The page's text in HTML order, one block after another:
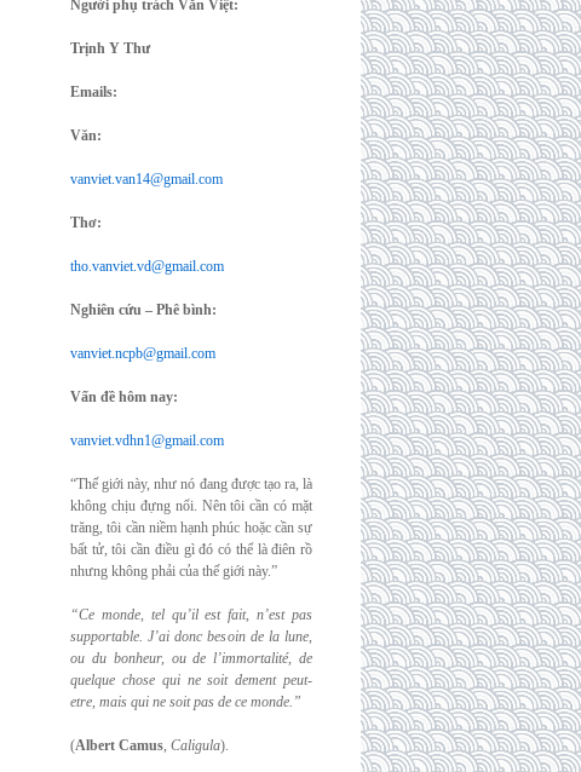
Người phụ trách Văn Việt:
Trịnh Y Thư
Emails:
Văn:
vanviet.van14@gmail.com
Thơ:
tho.vanviet.vd@gmail.com
Nghiên cứu – Phê bình:
vanviet.ncpb@gmail.com
Vấn đề hôm nay:
vanviet.vdhn1@gmail.com
“Thế giới này, như nó đang được tạo ra, là
không chịu đựng nổi. Nên tôi cần có mặt
trăng, tôi cần niềm hạnh phúc hoặc cần sự
bất tử, tôi cần điều gì đó có thể là điên rồ
nhưng không phải của thế giới này.”
“Ce monde, tel qu’il est fait, n’est pas
supportable. J’ai donc besoin de la lune,
ou du bonheur, ou de l’immortalité, de
quelque chose qui ne soit dement peut-
etre, mais qui ne soit pas de ce monde.”
(Albert Camus, Caligula).